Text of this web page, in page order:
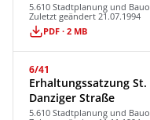
5.610 Stadtplanung und
Zuletzt geändert 21.07.1994
PDF · 2 MB
6/41
Erhaltungssatzung
Danziger Straße
5.610 Stadtplanung und